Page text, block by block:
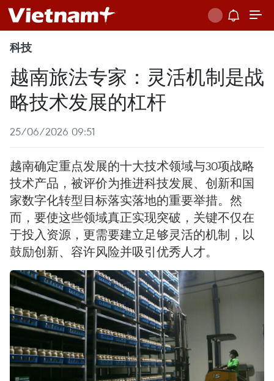
科技
越南旅法专家：灵活机制是战
略技术发展的杠杆
25/06/2026 09:51
越南确定重点发展的十大技术领域与30项战略
技术产品，被评价为推进科技发展、创新和国
家数字化转型目标落实落地的重要举措。然
而，要使这些领域真正实现突破，关键不仅在
于投入资源，更需要建立足够灵活的机制，以
鼓励创新、容许风险并吸引优秀人才。